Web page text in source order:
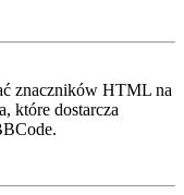
znaczników HTML na
które dostarcza